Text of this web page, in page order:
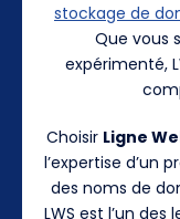
stockage de
Que vous
expérimenté,
Choisir Ligne
l’expertise d’un
des noms de
LWS est l’un